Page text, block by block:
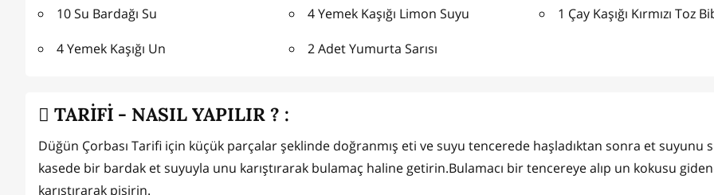
10 Su Bardağı Su
4 Yemek Kaşığı Un
4 Yemek Kaşığı Limon Suyu
2 Adet Yumurta Sarısı
1 Çay Kaşığı Kırmızı Toz
TARİFİ - NASIL YAPILIR ? :
Düğün Çorbası Tarifi için küçük parçalar şeklinde doğranmış eti ve suyu tencerede haşladıktan sonra et suyunu
kasede bir bardak et suyuyla unu karıştırarak bulamaç haline getirin.Bulamacı bir tencereye alıp un kokusu
karıştırarak pişirin.